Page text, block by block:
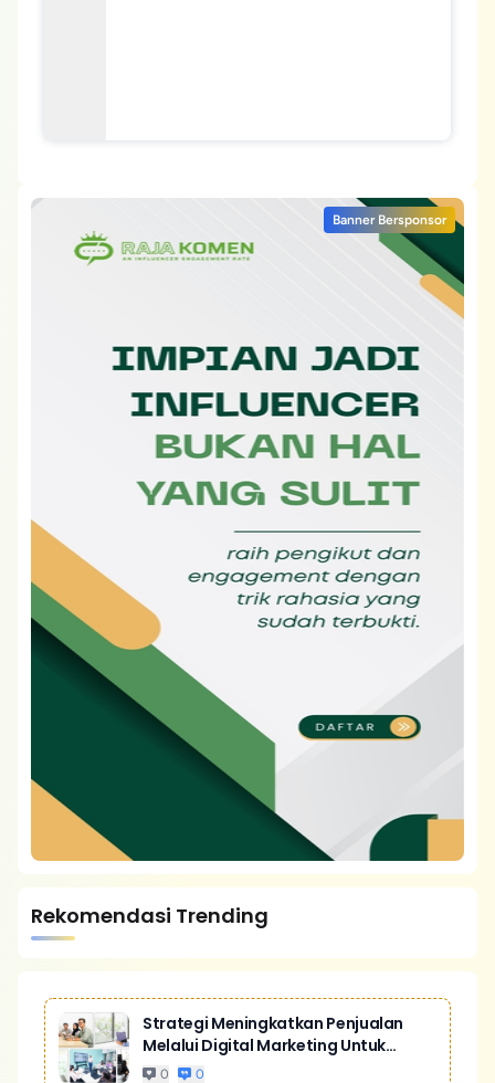
Banner Bersponsor
Rekomendasi Trending
Strategi Meningkatkan Penjualan
Melalui Digital Marketing Untuk
Bisnis Yang Lebih Kompetitif
0 0